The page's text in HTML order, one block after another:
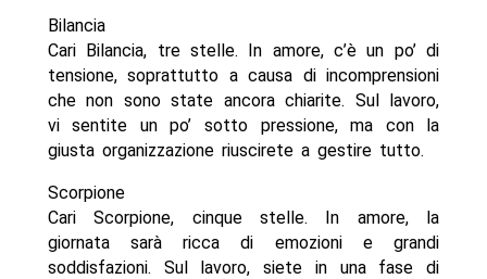
Bilancia
Cari Bilancia, tre stelle. In amore, c’è un po’ di
tensione, soprattutto a causa di incomprensioni
che non sono state ancora chiarite. Sul lavoro,
vi sentite un po’ sotto pressione, ma con la
giusta organizzazione riuscirete a gestire tutto.
Scorpione
Cari Scorpione, cinque stelle. In amore, la
giornata sarà ricca di emozioni e grandi
soddisfazioni. Sul lavoro, siete in una fase di